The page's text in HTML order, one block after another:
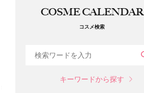
COSME CALENDAR
コスメ検索
キーワードから探す